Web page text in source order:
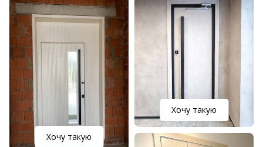
Хочу такую
Хочу такую